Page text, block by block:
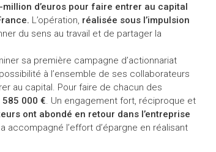
million d’euros pour faire entrer au capital
L’opération, réalisée sous l’impulsion
du sens au travail et de partager la
sa première campagne d’actionnariat
à l’ensemble de ses collaborateurs
au capital. Pour faire de chacun des
000 €. Un engagement fort, réciproque et
ont abondé en retour dans l’entreprise
accompagné l’effort d’épargne en réalisant